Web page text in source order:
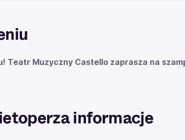
Teatr Muzyczny Castello zaprasza na
informacje